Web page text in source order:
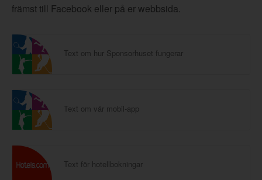
främst till Facebook eller på er webbsida.
Text om hur Sponsorhuset fungerar
Text om vår mobil-app
Text för hotellbokningar